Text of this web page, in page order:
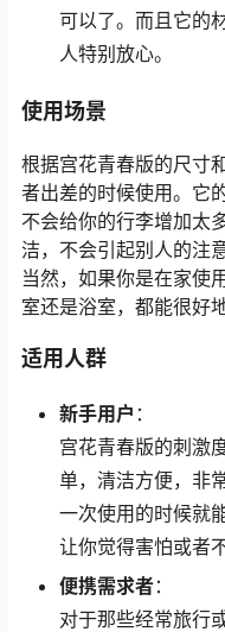
可以了。而且它的
人特别放心。
使用场景
根据宫花青春版的尺寸
者出差的时候使用。它
不会给你的行李增加太
洁，不会引起别人的注
当然，如果你是在家使
室还是浴室，都能很好
适用人群
新手用户 ：
宫花青春版的刺激
单，清洁方便，非
一次使用的时候就
让你觉得害怕或者
便携需求者：
对于那些经常旅行